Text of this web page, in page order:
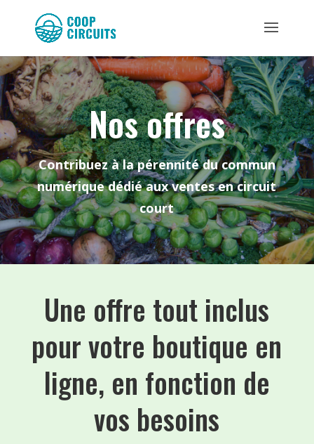
Nos offres
Contribuez à la pérennité du commun
numérique dédié aux ventes en circuit
court
Une offre tout inclus
pour votre boutique en
ligne, en fonction de
vos besoins